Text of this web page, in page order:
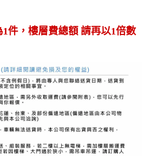
1件，樓層費總額 請再以1倍數